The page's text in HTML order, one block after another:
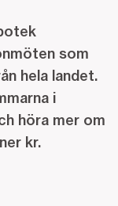
som
hela landet.
i
höra mer om
kr.